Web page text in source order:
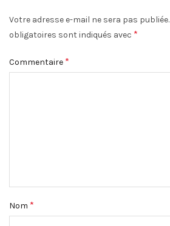
Votre adresse e-mail ne sera pas publiée.
obligatoires sont indiqués avec *
Commentaire *
Nom *